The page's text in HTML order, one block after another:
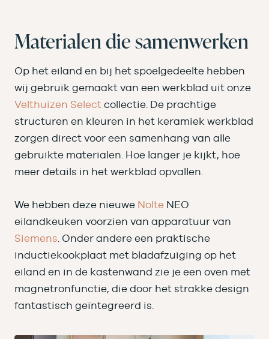
Materialen die samenwerken
Op het eiland en bij het spoelgedeelte hebben
wij gebruik gemaakt van een werkblad uit onze
Velthuizen Select collectie. De prachtige
structuren en kleuren in het keramiek werkblad
zorgen direct voor een samenhang van alle
gebruikte materialen. Hoe langer je kijkt, hoe
meer details in het werkblad opvallen.
We hebben deze nieuwe Nolte NEO
eilandkeuken voorzien van apparatuur van
Siemens. Onder andere een praktische
inductiekookplaat met bladafzuiging op het
eiland en in de kastenwand zie je een oven met
magnetronfunctie, die door het strakke design
fantastisch geïntegreerd is.